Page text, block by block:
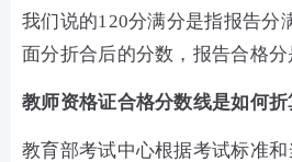
我们说的120分满分是指报告分
面分折合后的分数，报告合格分
教师资格证合格分数线是如何折
教育部考试中心根据考试标准